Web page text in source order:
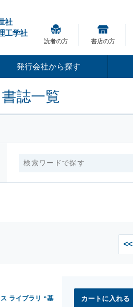
社
工学社
読者の方 書店の方
発行会社から探す
誌一覧
<<
ライブラリ “基